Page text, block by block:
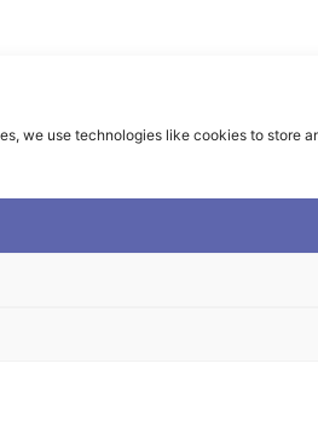
we use technologies like cookies to store